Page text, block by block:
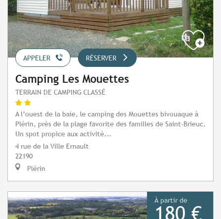
APPELER RÉSERVER
Camping Les Mouettes
TERRAIN DE CAMPING CLASSÉ
A l’ouest de la baie, le camping des Mouettes bivouaque à
Plérin, près de la plage favorite des familles de Saint-Brieuc.
Un spot propice aux activité...
4 rue de la Ville Ernault
22190
Plérin
À partir de
180 €